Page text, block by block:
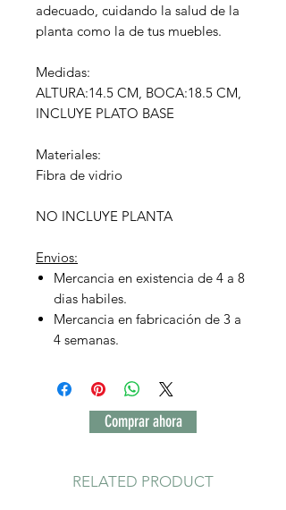
adecuado, cuidando la salud de la
planta como la de tus muebles.
Medidas:
ALTURA:14.5 CM, BOCA:18.5 CM,
INCLUYE PLATO BASE
Materiales:
Fibra de vidrio
NO INCLUYE PLANTA
Envios:
Mercancia en existencia de 4 a 8
dias habiles.
Mercancia en fabricación de 3 a
4 semanas.
Comprar ahora
RELATED PRODUCT